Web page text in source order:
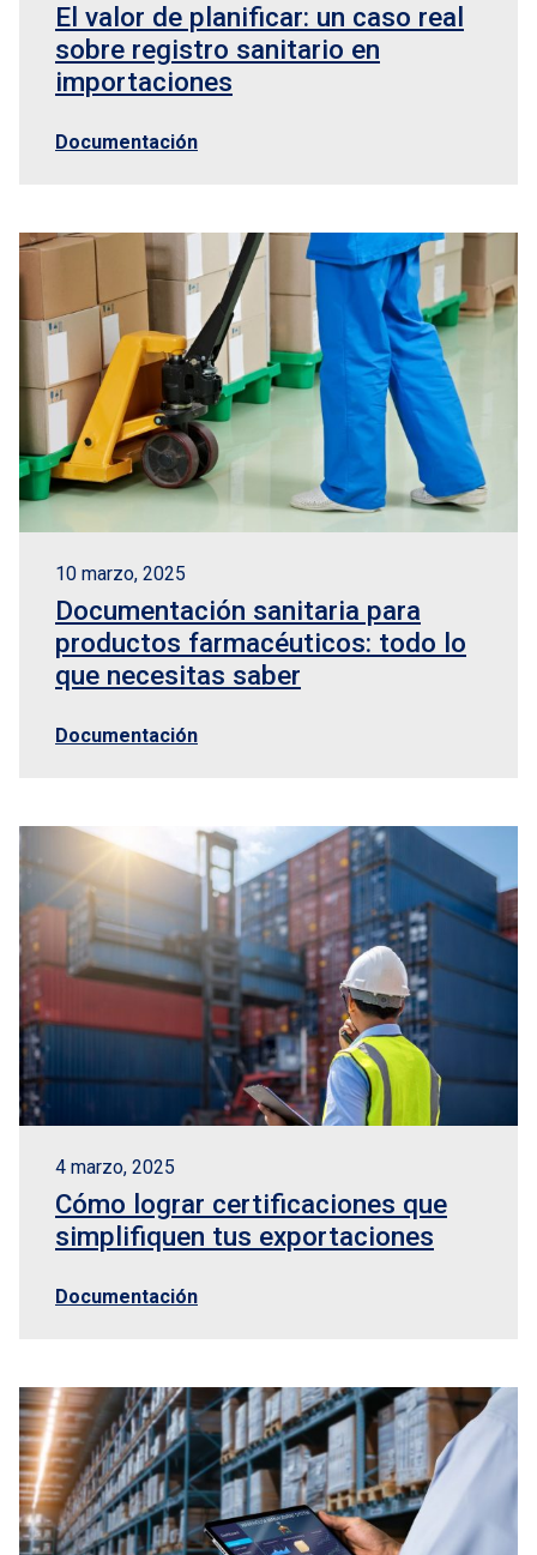
Logisber NEO
El valor de planificar: un caso real
sobre registro sanitario en
importaciones
Documentación
10 marzo, 2025
Documentación sanitaria para
productos farmacéuticos: todo lo
que necesitas saber
Documentación
4 marzo, 2025
Cómo lograr certificaciones que
simplifiquen tus exportaciones
Documentación